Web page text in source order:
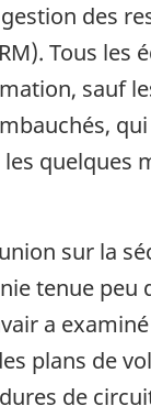
des
Tous les
sauf
quelques
sur la
tenue peu
a
plans de
de